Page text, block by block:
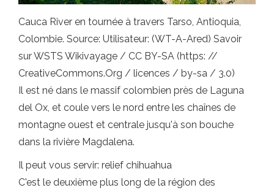
Cauca River en tournée à travers Tarso, Antioquia,
Colombie. Source: Utilisateur: (WT-A-Ared) Savoir
sur WSTS Wikivayage / CC BY-SA (https: //
CreativeCommons.Org / licences / by-sa / 3.0)
Il est né dans le massif colombien près de Laguna
del Ox, et coule vers le nord entre les chaînes de
montagne ouest et centrale jusqu'à son bouche
dans la rivière Magdalena.
Il peut vous servir: relief chihuahua
C'est le deuxième plus long de la région des